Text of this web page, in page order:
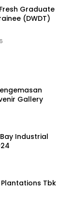
Graduate
(DWDT)
Gallery
Industrial
Plantations Tbk